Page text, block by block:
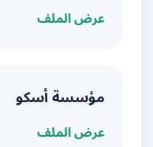
عرض الملف
مؤسسة أسكو
عرض الملف